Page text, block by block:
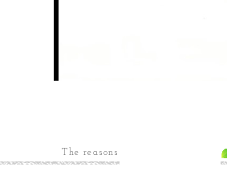
The reasons